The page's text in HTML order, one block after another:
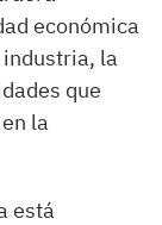
económica
la
que
la
está